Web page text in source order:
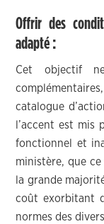
Offrir des
adapté :
Cet objectif
catalogue
l’accent est mis
fonctionnel et
ministère, que
la grande
coût exorbitant
normes des